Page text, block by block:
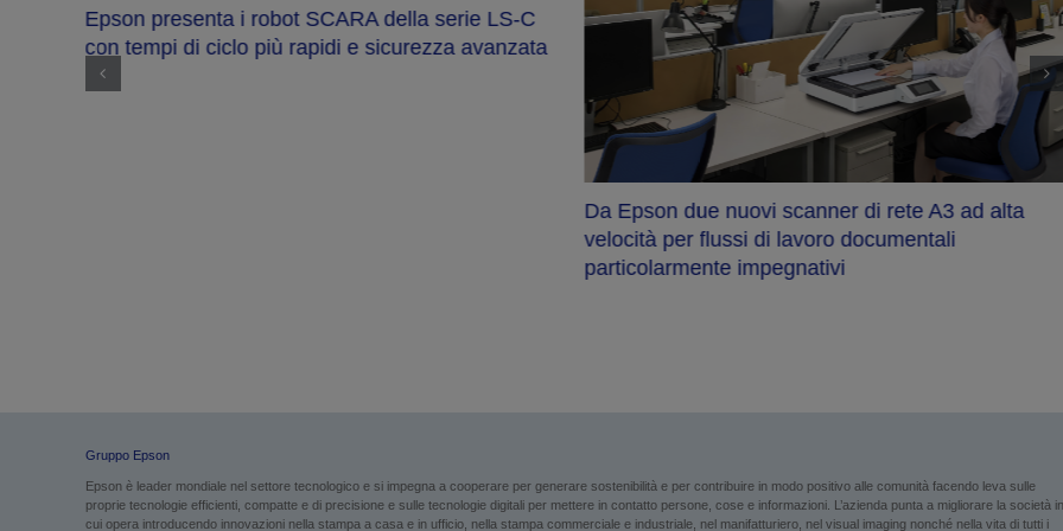
Epson presenta i robot SCARA della serie LS-C
con tempi di ciclo più rapidi e sicurezza avanzata
Da Epson due nuovi scanner di rete A3 ad alta
velocità per flussi di lavoro documentali
particolarmente impegnativi
Gruppo Epson
Epson è leader mondiale nel settore tecnologico e si impegna a cooperare per generare sostenibilità e per contribuire in modo positivo alle comunità facendo leva sulle
proprie tecnologie efficienti, compatte e di precisione e sulle tecnologie digitali per mettere in contatto persone, cose e informazioni. L’azienda punta a migliorare la società in
cui opera introducendo innovazioni nella stampa a casa e in ufficio, nella stampa commerciale e industriale, nel manifatturiero, nel visual imaging nonché nella vita di tutti i